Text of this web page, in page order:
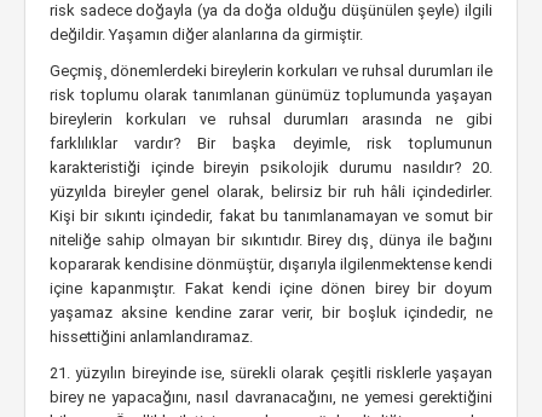
risk sadece doğayla (ya da doğa olduğu düşünülen şeyle) ilgili
değildir. Yaşamın diğer alanlarına da girmiştir.
Geçmiş¸ dönemlerdeki bireylerin korkuları ve ruhsal durumları ile
risk toplumu olarak tanımlanan günümüz toplumunda yaşayan
bireylerin korkuları ve ruhsal durumları arasında ne gibi
farklılıklar vardır? Bir başka deyimle, risk toplumunun
karakteristiği içinde bireyin psikolojik durumu nasıldır? 20.
yüzyılda bireyler genel olarak, belirsiz bir ruh hâli içindedirler.
Kişi bir sıkıntı içindedir, fakat bu tanımlanamayan ve somut bir
niteliğe sahip olmayan bir sıkıntıdır. Birey dış¸ dünya ile bağını
kopararak kendisine dönmüştür, dışarıyla ilgilenmektense kendi
içine kapanmıştır. Fakat kendi içine dönen birey bir doyum
yaşamaz aksine kendine zarar verir, bir boşluk içindedir, ne
hissettiğini anlamlandıramaz.
21. yüzyılın bireyinde ise, sürekli olarak çeşitli risklerle yaşayan
birey ne yapacağını, nasıl davranacağını, ne yemesi gerektiğini